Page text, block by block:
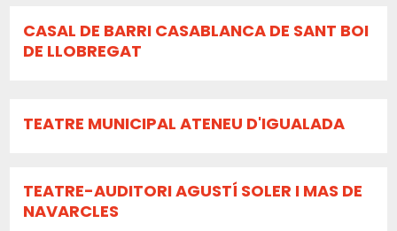
CASAL DE BARRI CASABLANCA DE SANT BOI
DE LLOBREGAT
TEATRE MUNICIPAL ATENEU D'IGUALADA
TEATRE-AUDITORI AGUSTÍ SOLER I MAS DE
NAVARCLES